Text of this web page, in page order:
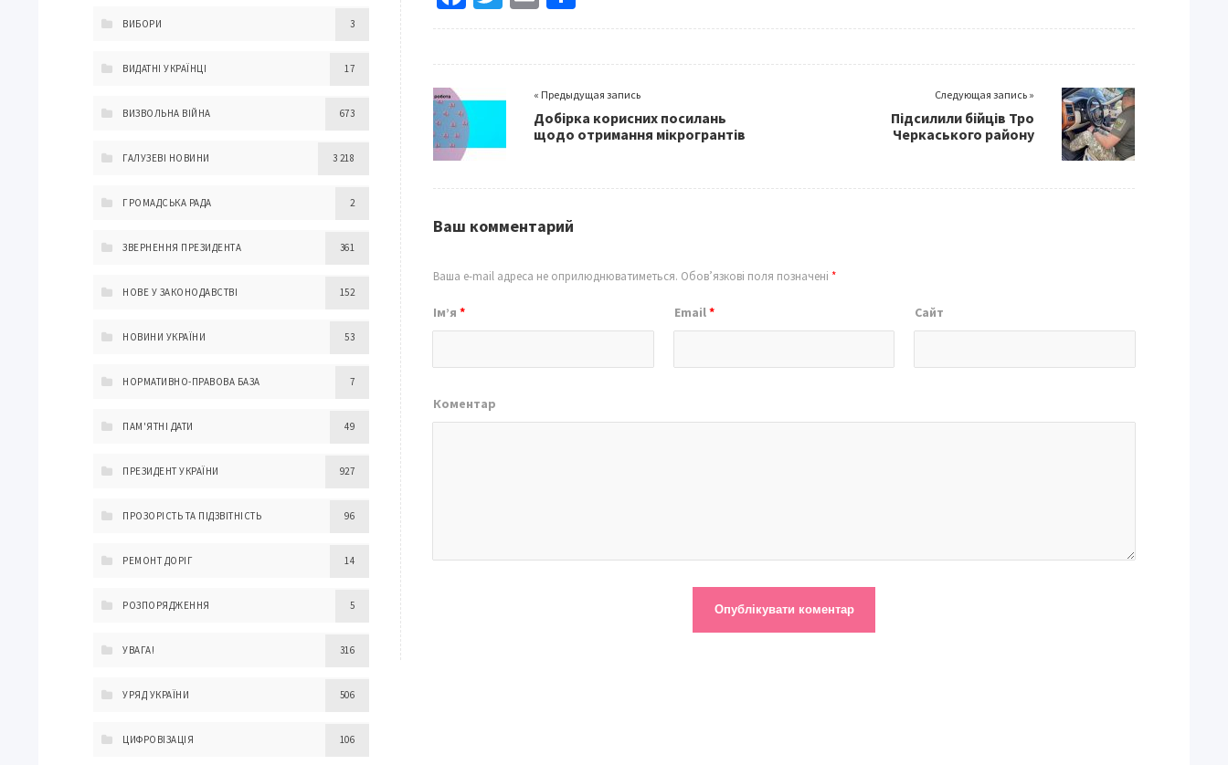
ce
o
k
wi m
l
h
« Предыдущая запись
Добірка корисних посилань
щодо отримання мікрогрантів
Следующая запись »
Підсилили бійців Тро
Черкаського району
Ваш комментарий
Ваша e-mail адреса не оприлюднюватиметься. Обов’язкові поля позначені*
Ім’я* Email* Сайт
Коментар
ВИБОРИ 3
ВИДАТНІ УКРАЇНЦІ 17
ВИЗВОЛЬНА ВІЙНА 673
ГАЛУЗЕВІ НОВИНИ 3 218
ГРОМАДСЬКА РАДА 2
ЗВЕРНЕННЯ ПРЕЗИДЕНТА 361
НОВЕ У ЗАКОНОДАВСТВІ 152
НОВИНИ УКРАЇНИ 53
НОРМАТИВНО-ПРАВОВА БАЗА 7
ПАМ'ЯТНІ ДАТИ 49
ПРЕЗИДЕНТ УКРАЇНИ 927
ПРОЗОРІСТЬ ТА ПІДЗВІТНІСТЬ 96
РЕМОНТ ДОРІГ 14
РОЗПОРЯДЖЕННЯ 5
УВАГА! 316
УРЯД УКРАЇНИ 506
ЦИФРОВІЗАЦІЯ 106